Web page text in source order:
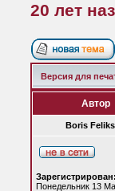
20 лет
Версия для
Автор
Boris
Зарегистрирован:
Понедельник 13